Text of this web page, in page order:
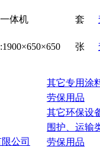
体机 套
张
其它专用涂
劳保用品
其它环保设
围护、运输
公司
劳保用品